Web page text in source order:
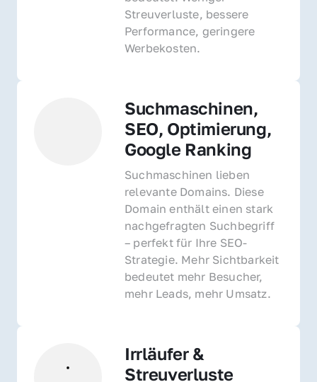
Streuverluste, bessere
Performance, geringere
Werbekosten.
Suchmaschinen,
SEO, Optimierung,
Google Ranking
Suchmaschinen lieben
relevante Domains. Diese
Domain enthält einen stark
nachgefragten Suchbegriff
– perfekt für Ihre SEO-
Strategie. Mehr Sichtbarkeit
bedeutet mehr Besucher,
mehr Leads, mehr Umsatz.
Irrläufer &
Streuverluste